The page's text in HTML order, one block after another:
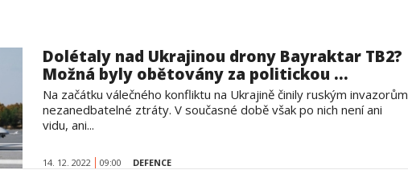
Dolétaly nad Ukrajinou drony Bayraktar TB2?
Možná byly obětovány za politickou ...
Na začátku válečného konfliktu na Ukrajině činily ruským invazorům
nezanedbatelné ztráty. V současné době však po nich není ani
vidu, ani...
14. 12. 2022 09:00 DEFENCE